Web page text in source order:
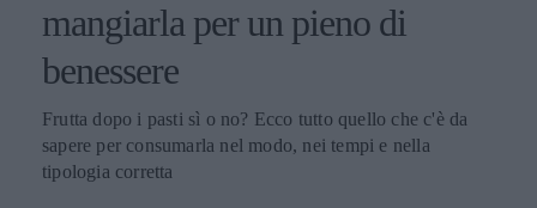
mangiarla per un pieno di
benessere
Frutta dopo i pasti sì o no? Ecco tutto quello che c'è da
sapere per consumarla nel modo, nei tempi e nella
tipologia corretta